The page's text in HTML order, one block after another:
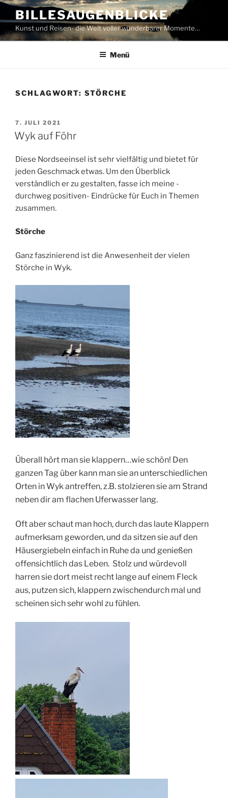
Zum
Inhalt
springen
BILLESAUGENBLICKE
Kunst und Reisen- die Welt voller wunderbarer Momente…
Menü
SCHLAGWORT: STÖRCHE
VERÖFFENTLICHT
AM
7. JULI 2021
Wyk auf Föhr
Diese Nordseeinsel ist sehr vielfältig und bietet für
jeden Geschmack etwas. Um den Überblick
verständlich er zu gestalten, fasse ich meine -
durchweg positiven- Eindrücke für Euch in Themen
zusammen.
Störche
Ganz faszinierend ist die Anwesenheit der vielen
Störche in Wyk.
Überall hört man sie klappern…wie schön! Den
ganzen Tag über kann man sie an unterschiedlichen
Orten in Wyk antreffen, z.B. stolzieren sie am Strand
neben dir am flachen Uferwasser lang.
Oft aber schaut man hoch, durch das laute Klappern
aufmerksam geworden, und da sitzen sie auf den
Häusergiebeln einfach in Ruhe da und genießen
offensichtlich das Leben. Stolz und würdevoll
harren sie dort meist recht lange auf einem Fleck
aus, putzen sich, klappern zwischendurch mal und
scheinen sich sehr wohl zu fühlen.